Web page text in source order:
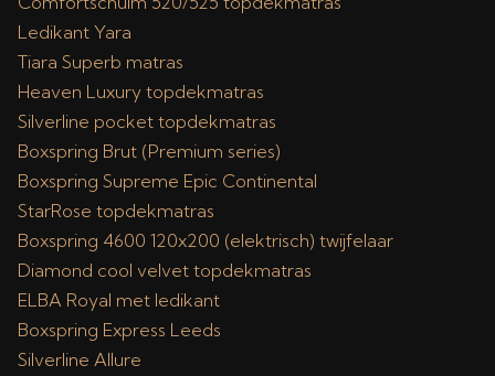
Ledikant Yara
Tiara Superb matras
Heaven Luxury topdekmatras
Silverline pocket topdekmatras
Boxspring Brut (Premium series)
Boxspring Supreme Epic Continental
StarRose topdekmatras
Boxspring 4600 120x200 (elektrisch) twijfelaar
Diamond cool velvet topdekmatras
ELBA Royal met ledikant
Boxspring Express Leeds
Silverline Allure